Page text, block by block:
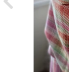
Previous